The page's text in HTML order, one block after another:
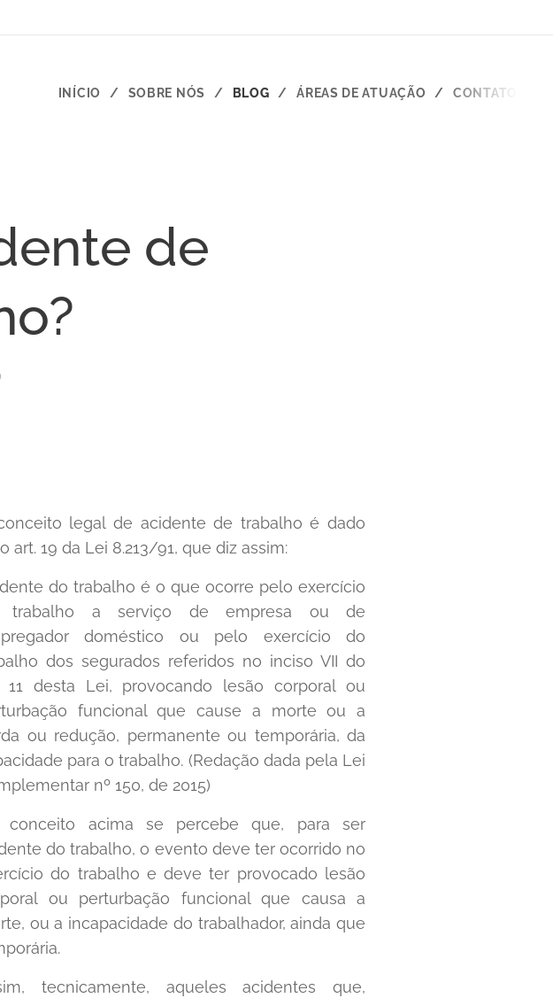
INÍCIO SOBRE NÓS BLOG ÁREAS DE ATUAÇÃO CONTATO
de
legal de acidente de trabalho é dado
art. 19 da Lei 8.213/91, que diz assim:
do trabalho é o que ocorre pelo exercício
trabalho a serviço de empresa ou de
doméstico ou pelo exercício do
dos segurados referidos no inciso VII do
11 desta Lei, provocando lesão corporal ou
funcional que cause a morte ou a
ou redução, permanente ou temporária, da
para o trabalho. (Redação dada pela Lei
nº 150, de 2015)
conceito acima se percebe que, para ser
do trabalho, o evento deve ter ocorrido no
do trabalho e deve ter provocado lesão
ou perturbação funcional que causa a
ou a incapacidade do trabalhador, ainda que
tecnicamente, aqueles acidentes que,